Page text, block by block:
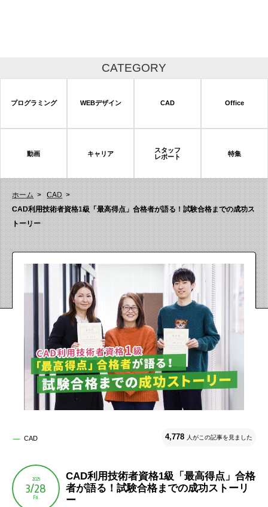
CATEGORY
プログラミング WEBデザイン CAD Office
動画 キャリア
スタッフ
レポート
特集
ホーム
CAD
CAD利用技術者資格1級「最高得点」合格者が語る！試験合格までの成功ス
トーリー
CAD 4,778 人がこの記事を見ました
2025
3/28
Fri.
CAD利用技術者資格1級「最高得点」合格
者が語る！試験合格までの成功ストーリ
ー